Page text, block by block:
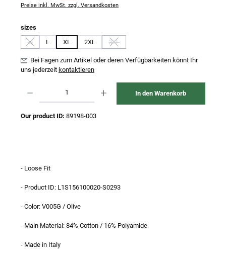
Preise inkl. MwSt. zzgl. Versandkosten
sizesauswählen
M
(Diese Option ist zurzeit nicht verfügbar.)
L XL 2XL 3XL
(Diese Option ist zurzeit nicht verfügbar.)
Bei Fagen zum Artikel oder deren Verfügbarkeiten könnt Ihr
uns jederzeit kontaktieren
In den Warenkorb
Our product ID: 89198-003
- Loose Fit
- Product ID: L1S156100020-S0293
- Color: V005G / Olive
- Main Material: 84% Cotton / 16% Polyamide
- Made in Italy